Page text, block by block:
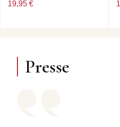
- STARS FELL ON ALABAMA -
COME HOME - BOFF BOFF
19,95 €
Presse